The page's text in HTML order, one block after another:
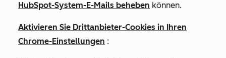
HubSpot-System-E-Mails beheben können.
Aktivieren Sie Drittanbieter-Cookies in Ihren
Chrome-Einstellungen :